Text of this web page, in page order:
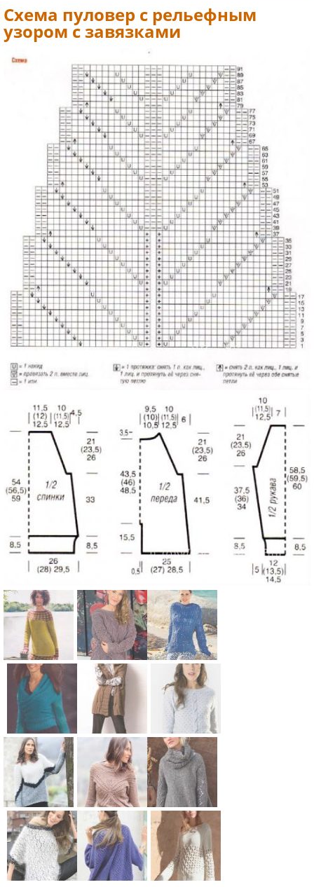
Схема пуловер с рельефным
узором с завязками
Схема:
удлиненный
жаккардовы
й пуловер и
мини юбка
вязание
спицами для
женщин
Схема:
пуловер с
кружевными
рукавами
вязание
спицами для
женщин
Схема:
ажурный
джемпер
удлиненног
о фасона с
косами
вязание
спицами для
женщин
Схема:
укороченны
й пуловер с
запахом
вязание
спицами для
женщин
Схема:
теплая
накидка с
косами
вязание
спицами для
женщин
Схема:
классически
й джемпер с
косами и
вырезом на
спине
вязание
спицами для
Схема:
пушистый
трехцветны
Схема:
пастельный
джемпер с
Схема:
свитер с
ажурными